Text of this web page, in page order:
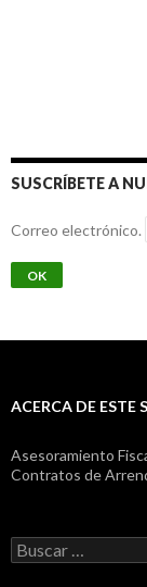
SUSCRÍBETE A
Correo electrónico.
ACERCA DE ESTE
Asesoramiento
Contratos de
Buscar: